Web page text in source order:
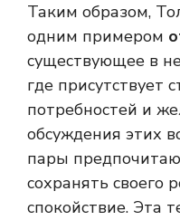
Таким образом,
одним примером
существующее в
где присутствует
потребностей и
обсуждения этих
пары
сохранять своего
спокойствие. Эта